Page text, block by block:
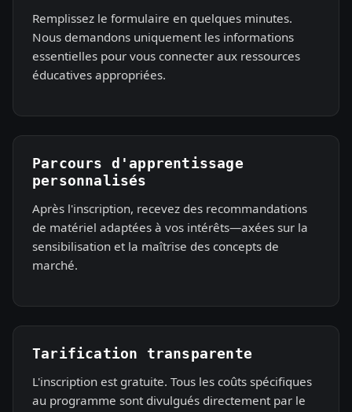
Remplissez le formulaire en quelques minutes.
Nous demandons uniquement les informations
essentielles pour vous connecter aux ressources
éducatives appropriées.
Parcours d'apprentissage
personnalisés
Après l'inscription, recevez des recommandations
de matériel adaptées à vos intérêts—axées sur la
sensibilisation et la maîtrise des concepts de
marché.
Tarification transparente
L'inscription est gratuite. Tous les coûts spécifiques
au programme sont divulgués directement par le